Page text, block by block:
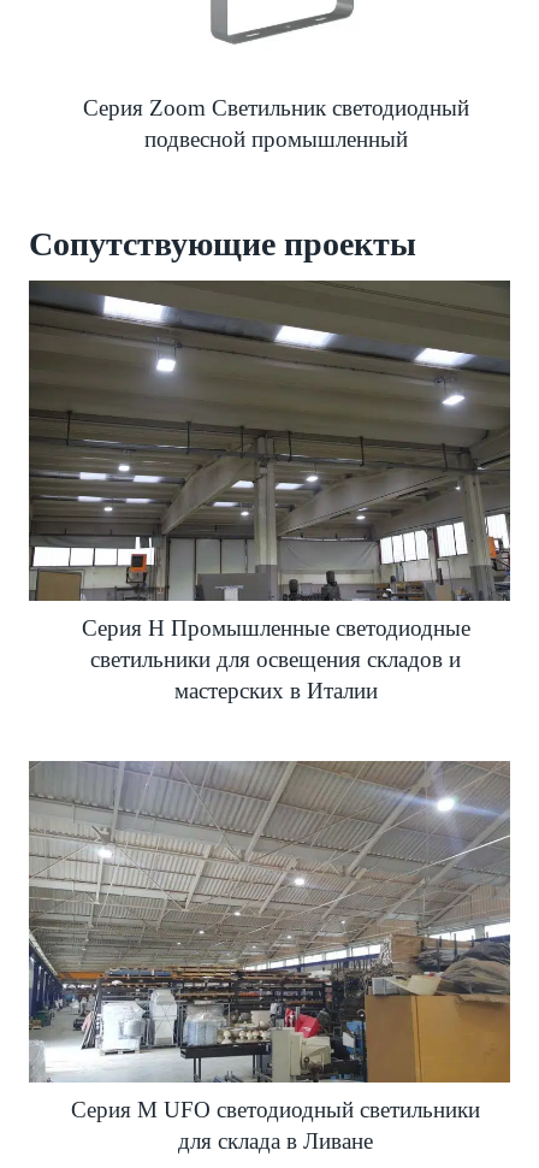
Серия Zoom Светильник светодиодный
подвесной промышленный
Сопутствующие проекты
Серия H Промышленные светодиодные
светильники для освещения складов и
мастерских в Италии
Серия M UFO светодиодный светильники
для склада в Ливане